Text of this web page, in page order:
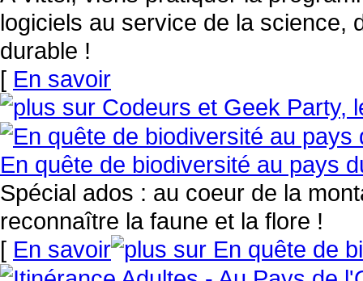
logiciels au service de la science,
durable !
[ En savoir
En quête de biodiversité au pays
Spécial ados : au coeur de la
reconnaître la faune et la flore !
[ En savoir